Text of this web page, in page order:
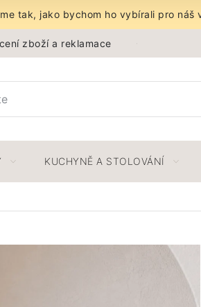
tak, jako bychom ho vybírali pro náš
zboží a reklamace
KUCHYNĚ A STOLOVÁNÍ